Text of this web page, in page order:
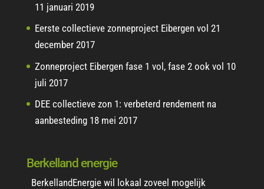
11 januari 2019
Eerste collectieve zonneproject Eibergen vol 21
december 2017
Zonneproject Eibergen fase 1 vol, fase 2 ook vol 10
juli 2017
DEE collectieve zon 1: verbeterd rendement na
aanbesteding 18 mei 2017
Berkelland energie
BerkellandEnergie wil lokaal zoveel mogelijk